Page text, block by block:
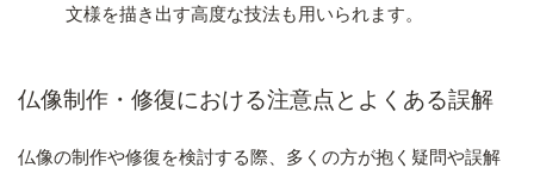
文様を描き出す高度な技法も用いられます。
仏像制作・修復における注意点とよくある誤解
仏像の制作や修復を検討する際、多くの方が抱く疑問や誤解